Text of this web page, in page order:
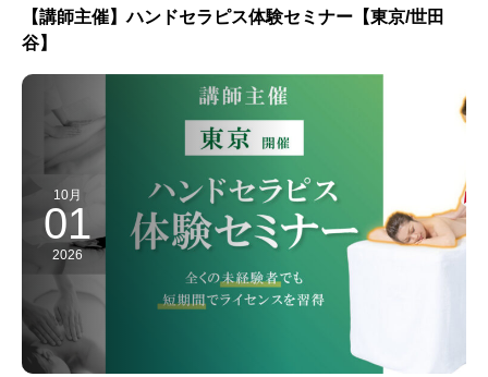
【講師主催】ハンドセラピス体験セミナー【東京/世田
谷】
10月
01
2026